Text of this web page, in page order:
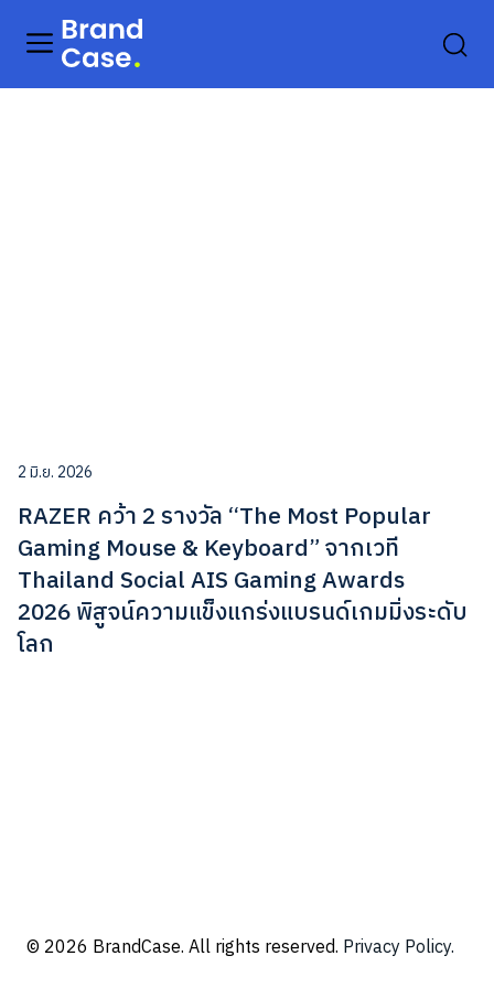
2 มิ.ย. 2026
RAZER คว้า 2 รางวัล “The Most Popular
Gaming Mouse & Keyboard” จากเวที
Thailand Social AIS Gaming Awards
2026 พิสูจน์ความแข็งแกร่งแบรนด์เกมมิ่งระดับ
โลก
© 2026 BrandCase. All rights reserved. Privacy Policy.